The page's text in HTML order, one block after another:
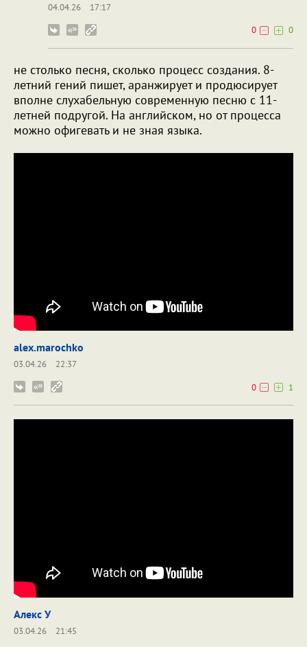
04.04.26
17:17
0
0
не столько песня, сколько процесс создания. 8-
летний гений пишет, аранжирует и продюсирует
вполне слухабельную современную песню с 11-
летней подругой. На английском, но от процесса
можно офигевать и не зная языка.
alex.marochko
03.04.26
22:37
0
1
Алекс У
03.04.26
21:45